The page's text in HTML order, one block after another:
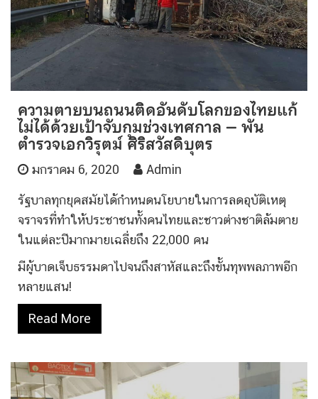
ความตายบนถนนติดอันดับโลกของไทยแก้
ไม่ได้ด้วยเป้าจับกุมช่วงเทศกาล – พัน
ตำรวจเอกวิรุตม์ ศิริสวัสดิบุตร
มกราคม 6, 2020 Admin
รัฐบาลทุกยุคสมัยได้กำหนดนโยบายในการลดอุบัติเหตุ
จราจรที่ทำให้ประชาชนทั้งคนไทยและชาวต่างชาติล้มตาย
ในแต่ละปีมากมายเฉลี่ยถึง 22,000 คน
มีผู้บาดเจ็บธรรมดาไปจนถึงสาหัสและถึงขั้นทุพพลภาพอีก
หลายแสน!
Read More